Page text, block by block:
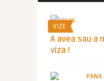
VIZE
A avea sau a
viza !